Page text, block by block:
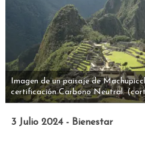
Imagen de un paisaje de
certificación Carbono Neutral.
3 Julio 2024 - Bienestar